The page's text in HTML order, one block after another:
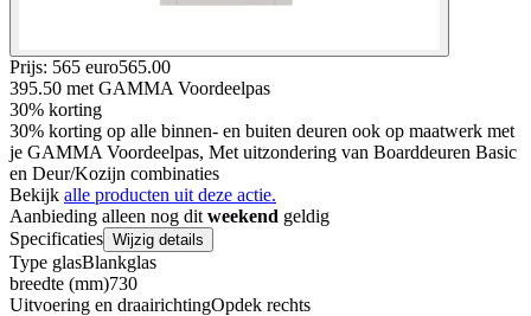
Prijs: 565 euro565.00
395.50 met GAMMA Voordeelpas
30% korting
30% korting op alle binnen- en buiten deuren ook op maatwerk met
je GAMMA Voordeelpas, Met uitzondering van Boarddeuren Basic
en Deur/Kozijn combinaties
Bekijk alle producten uit deze actie.
Aanbieding alleen nog dit weekend geldig
Specificaties Wijzig details
Type glasBlankglas
breedte (mm)730
Uitvoering en draairichtingOpdek rechts